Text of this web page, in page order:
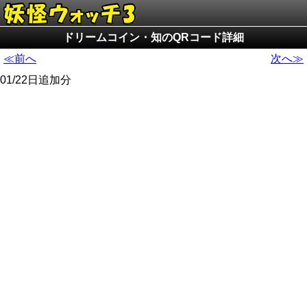
ドリームコイン・知のQRコード詳細
≪前へ
次へ≫
01/22日追加分